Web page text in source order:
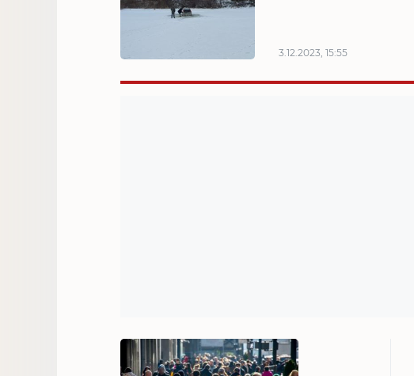
3.12.2023, 15:55